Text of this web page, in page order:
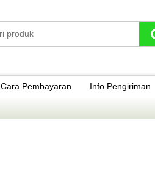
Cara Pembayaran Info Pengiriman